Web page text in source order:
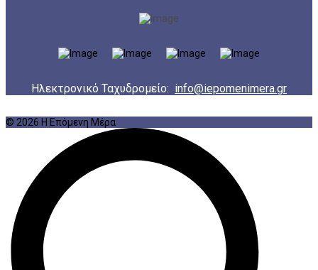
Ηλεκτρονικό Ταχυδρομείο: info@iepomenimera.gr
© 2026 Η Επόμενη Μέρα